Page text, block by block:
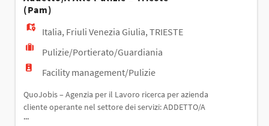
presso hotel
(pam)
Italia, Friuli Venezia Giulia,TRIESTE
Pulizie/Portierato/Guardiania
Facility management/Pulizie
QuoJobis – Agenzia per il Lavoro ricerca per azienda
cliente operante nel settore dei servizi: ADDETTO/A
ALLE PULIZIE – TRIESTE (PAM) Responsabilità: -
...